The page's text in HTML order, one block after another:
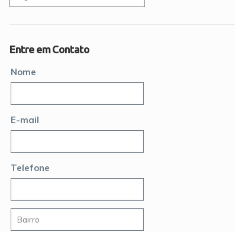
Entre em Contato
Nome
E-mail
Telefone